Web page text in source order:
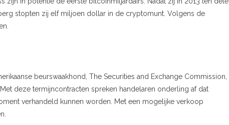
stopten zij elf miljoen dollar in de cryptomunt. Volgens de
beurswaakhond, The Securities and Exchange Commission,
deze termijncontracten spreken handelaren onderling af dat
verhandeld kunnen worden. Met een mogelijke verkoop